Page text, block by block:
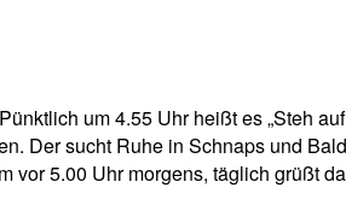
um 4.55 Uhr heißt es „Steh
Der sucht Ruhe in Schnaps und
vor 5.00 Uhr morgens, täglich grüßt